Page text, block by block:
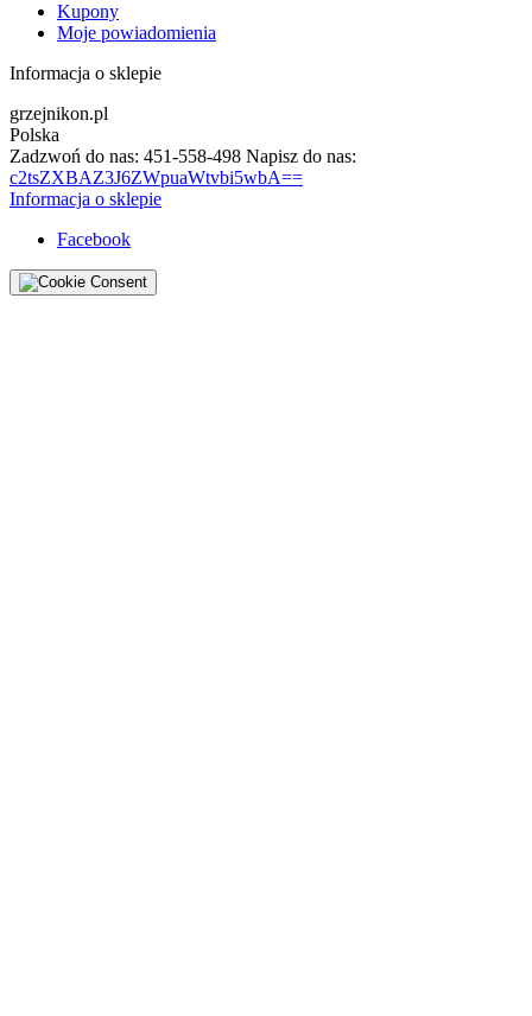
Kupony
Moje powiadomienia
Informacja o sklepie
grzejnikon.pl
Polska
Zadzwoń do nas: 451-558-498 Napisz do nas:
c2tsZXBAZ3J6ZWpuaWtvbi5wbA==
Informacja o sklepie
Facebook